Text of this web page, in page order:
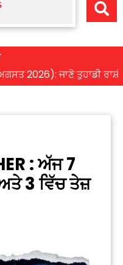
ਜਾਣੋ ਤੁਹਾਡੀ ਰਾਸ਼ੀ ‘ਤੇ
: ਅੱਜ 7
3 ਵਿੱਚ ਤੇਜ਼